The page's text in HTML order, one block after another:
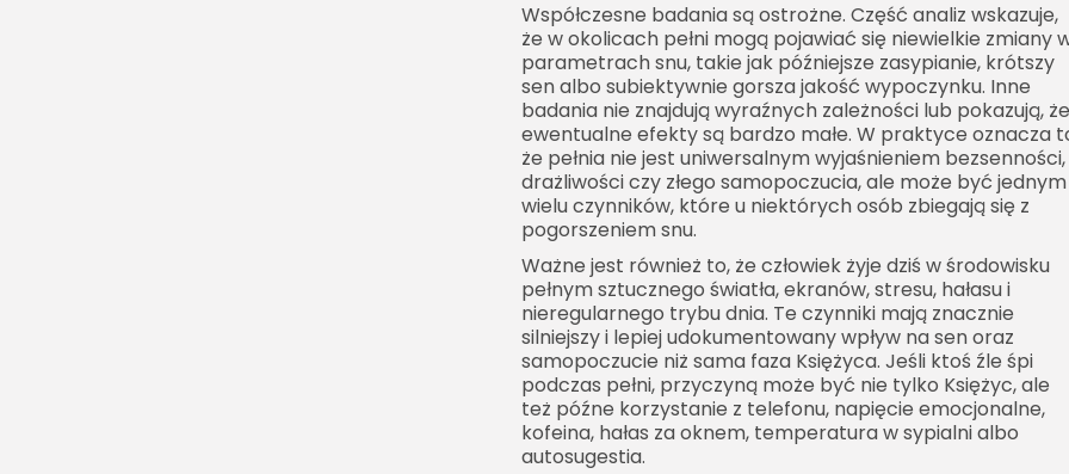
Współczesne badania są ostrożne. Część analiz wskazuje,
że w okolicach pełni mogą pojawiać się niewielkie zmiany
parametrach snu, takie jak późniejsze zasypianie, krótszy
sen albo subiektywnie gorsza jakość wypoczynku. Inne
badania nie znajdują wyraźnych zależności lub pokazują, że
ewentualne efekty są bardzo małe. W praktyce oznacza
że pełnia nie jest uniwersalnym wyjaśnieniem bezsenności,
drażliwości czy złego samopoczucia, ale może być
wielu czynników, które u niektórych osób zbiegają się z
pogorszeniem snu.
Ważne jest również to, że człowiek żyje dziś w środowisku
pełnym sztucznego światła, ekranów, stresu, hałasu i
nieregularnego trybu dnia. Te czynniki mają znacznie
silniejszy i lepiej udokumentowany wpływ na sen oraz
samopoczucie niż sama faza Księżyca. Jeśli ktoś źle śpi
podczas pełni, przyczyną może być nie tylko Księżyc, ale
też późne korzystanie z telefonu, napięcie emocjonalne,
kofeina, hałas za oknem, temperatura w sypialni albo
autosugestia.